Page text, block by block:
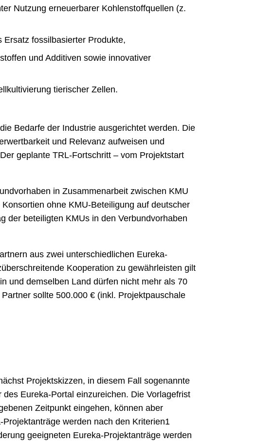
Nutzung erneuerbarer Kohlenstoffquellen (z.
fossilbasierter Produkte,
und Additiven sowie innovativer
tierischer Zellen.
Bedarfe der Industrie ausgerichtet werden. Die
und Relevanz aufweisen und
geplante TRL-Fortschritt – vom Projektstart
in Zusammenarbeit zwischen KMU
ohne KMU-Beteiligung auf deutscher
der beteiligten KMUs in den Verbundvorhaben
aus zwei unterschiedlichen Eureka-
Kooperation zu gewährleisten gilt
und demselben Land dürfen nicht mehr als 70
sollte 500.000 € (inkl. Projektpauschale
Projektskizzen, in diesem Fall sogenannte
Eureka-Portal einzureichen. Die Vorlagefrist
Zeitpunkt eingehen, können aber
werden nach den Kriterien1
geeigneten Eureka-Projektanträge werden